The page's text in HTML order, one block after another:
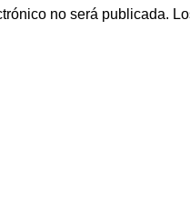
no será publicada.